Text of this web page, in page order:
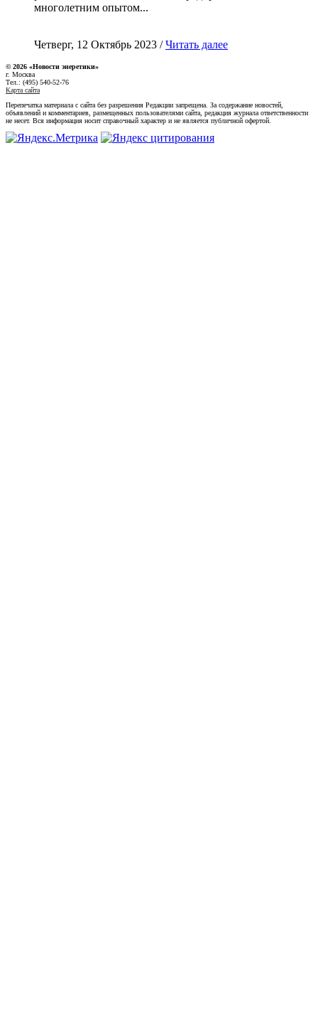
многолетним опытом...
Четверг, 12 Октябрь 2023 /Читать далее
© 2026 «Новости энеретики»
г. Москва
Тел.: (495) 540-52-76
Карта сайта
Перепечатка материала с сайта без разрешения Редакции запрещена. За содержание новостей,
объявлений и комментариев, размещенных пользователями сайта, редакция журнала ответственности
не несет. Вся информация носит справочный характер и не является публичной офертой.